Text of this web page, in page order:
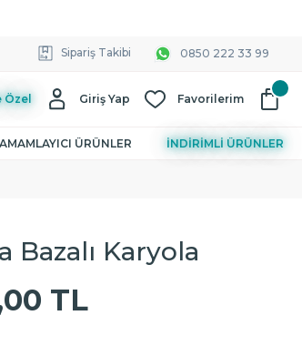
Sipariş Takibi 0850 222 33 99
Özel Giriş Yap Favorilerim
ÜRÜNLER İNDİRİMLİ ÜRÜNLER
Bazalı Karyola
TL